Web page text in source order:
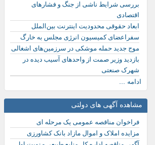
بررسی شرایط ناشی از جنگ و فشارهای
اقتصادی
ابعاد حقوقی محدودیت اینترنت بین‌الملل
سفراعضای کمیسیون انرژی مجلس به خارگ
موج جدید حمله موشکی در سرزمین‌های اشغالی
بازدید وزیر صمت از واحدهای آسیب دیده در
شهرک صنعتی
ادامه ...
مشاهده آگهی های دولتی
فراخوان مناقصه عمومی یک مرحله ای
مزایده املاک و اموال مازاد بانک کشاورزی